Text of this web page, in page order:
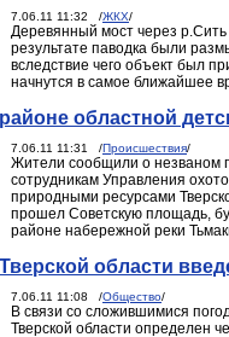
7.06.11 11:32 /ЖКХ/
Деревянный мост через
результате паводка были
вследствие чего объект был
начнутся в самое ближайшее
областной
7.06.11 11:31 /Происшествия/
Жители сообщили о незваном
сотрудникам Управления
природными ресурсами
прошел Советскую площадь,
районе набережной реки
области
7.06.11 11:08 /Общество/
В связи со сложившимися
Тверской области определен